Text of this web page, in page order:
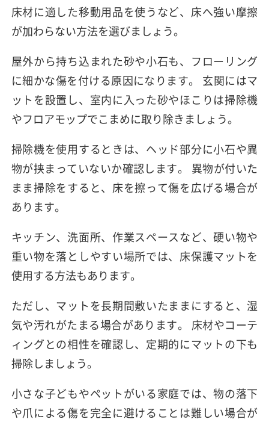
床材に適した移動用品を使うなど、床へ強い摩擦
が加わらない方法を選びましょう。
屋外から持ち込まれた砂や小石も、フローリング
に細かな傷を付ける原因になります。 玄関にはマ
ットを設置し、室内に入った砂やほこりは掃除機
やフロアモップでこまめに取り除きましょう。
掃除機を使用するときは、ヘッド部分に小石や異
物が挟まっていないか確認します。 異物が付いた
まま掃除をすると、床を擦って傷を広げる場合が
あります。
キッチン、洗面所、作業スペースなど、硬い物や
重い物を落としやすい場所では、床保護マットを
使用する方法もあります。
ただし、マットを長期間敷いたままにすると、湿
気や汚れがたまる場合があります。 床材やコーテ
ィングとの相性を確認し、定期的にマットの下も
掃除しましょう。
小さな子どもやペットがいる家庭では、物の落下
や爪による傷を完全に避けることは難しい場合が